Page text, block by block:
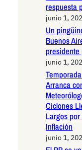
respuesta
junio 1,
Un
Buenos
presidente
junio 1,
Arranca
Ciclones
Largos
Inflación
junio 1,